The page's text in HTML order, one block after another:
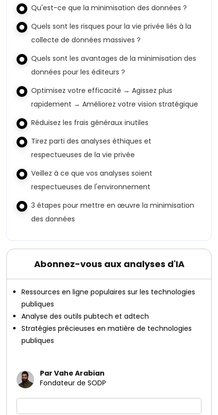
Qu'est-ce que la minimisation des données ?
Quels sont les risques pour la vie privée liés à la
collecte de données massives ?
Quels sont les avantages de la minimisation des
données pour les éditeurs ?
Optimisez votre efficacité → Agissez plus
rapidement → Améliorez votre vision stratégique
Réduisez les frais généraux inutiles
Tirez parti des analyses éthiques et
respectueuses de la vie privée
Veillez à ce que vos analyses soient
respectueuses de l'environnement
3 étapes pour mettre en œuvre la minimisation
des données
Abonnez-vous aux analyses d'IA
Ressources en ligne populaires sur les technologies
publiques
Analyse des outils pubtech et adtech
Stratégies précieuses en matière de technologies
publiques
Par Vahe Arabian
Fondateur de SODP